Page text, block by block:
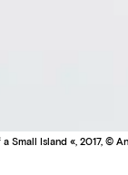
Small Island «, 2017, ©